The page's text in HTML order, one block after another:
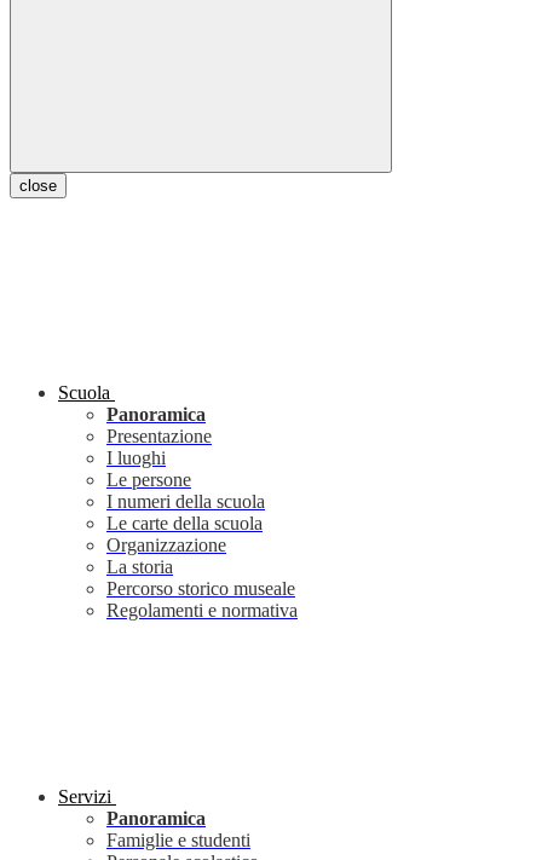
close
Scuola
Panoramica
Presentazione
I luoghi
Le persone
I numeri della scuola
Le carte della scuola
Organizzazione
La storia
Percorso storico museale
Regolamenti e normativa
Servizi
Panoramica
Famiglie e studenti